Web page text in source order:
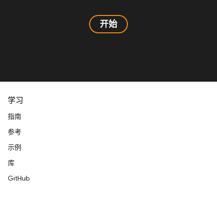
开始
学习
指南
参考
示例
库
GitHub